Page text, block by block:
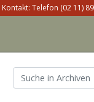
Kontakt: Telefon (02 11)